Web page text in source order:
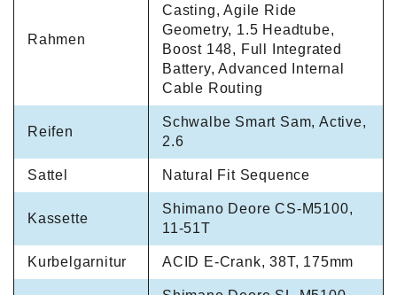
Rahmen
Casting, Agile Ride
Geometry, 1.5 Headtube,
Boost 148, Full Integrated
Battery, Advanced Internal
Cable Routing
Reifen
Schwalbe Smart Sam, Active,
2.6
Sattel Natural Fit Sequence
Kassette
Shimano Deore CS-M5100,
11-51T
Kurbelgarnitur ACID E-Crank, 38T, 175mm